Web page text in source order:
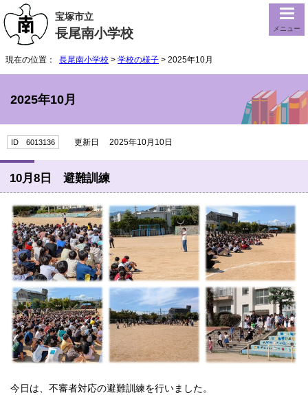
宝塚市立
長尾南小学校 メニュー
現在の位置： 長尾南小学校 > 学校の様子 > 2025年10月
2025年10月
ID 6013136 更新日 2025年10月10日
10月8日 避難訓練
今日は、不審者対応の避難訓練を行いました。